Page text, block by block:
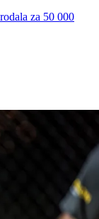
za 50 000